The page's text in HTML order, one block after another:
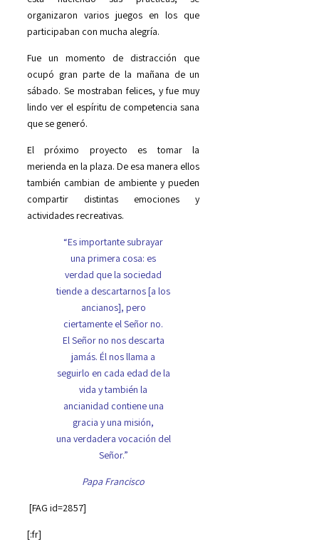
organizaron varios juegos en los que
participaban con mucha alegría.
Fue un momento de distracción que
ocupó gran parte de la mañana de un
sábado. Se mostraban felices, y fue muy
lindo ver el espíritu de competencia sana
que se generó.
El próximo proyecto es tomar la
merienda en la plaza. De esa manera ellos
también cambian de ambiente y pueden
compartir distintas emociones y
actividades recreativas.
“Es importante subrayar
una primera cosa: es
verdad que la sociedad
tiende a descartarnos [a los
ancianos], pero
ciertamente el Señor no.
El Señor no nos descarta
jamás. Él nos llama a
seguirlo en cada edad de la
vida y también la
ancianidad contiene una
gracia y una misión,
una verdadera vocación del
Señor.”
Papa Francisco
[FAG id=2857]
[:fr]